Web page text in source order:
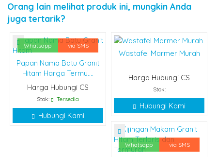
Orang lain melihat produk ini, mungkin Anda
juga tertarik?
Whatsapp via SMS
Papan Nama Batu Granit
Hitam Harga Termu....
Harga Hubungi CS
Stok: Tersedia
Hubungi Kami
Wastafel Marmer Murah
Harga Hubungi CS
Stok:
Hubungi Kami
Whatsapp via SMS